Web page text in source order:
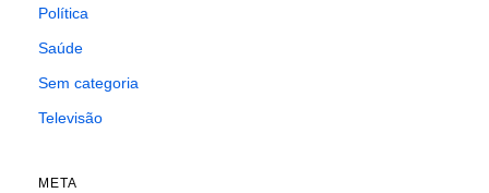
Política
Saúde
Sem categoria
Televisão
META